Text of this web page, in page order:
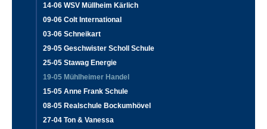
14-06 WSV Müllheim Kärlich
09-06 Colt International
03-06 Schneikart
29-05 Geschwister Scholl Schule
25-05 Stawag Energie
19-05 Mühlheimer Handel
15-05 Anne Frank Schule
08-05 Realschule Bockumhövel
27-04 Ton & Vanessa